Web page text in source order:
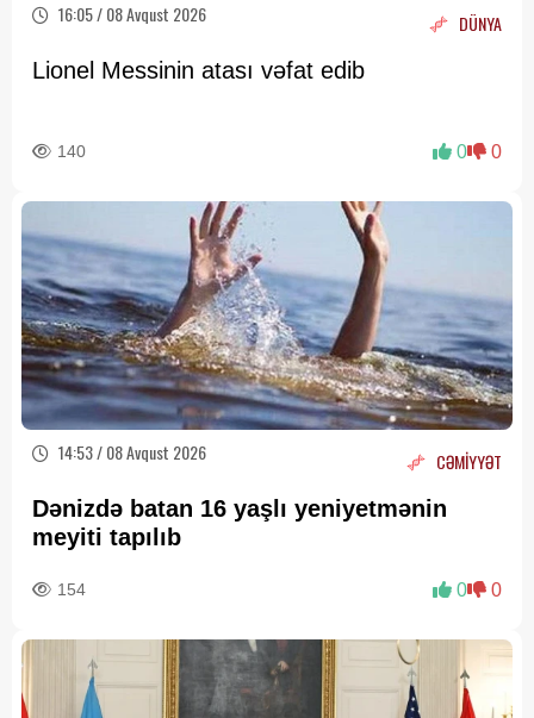
16:05 / 08 Avqust 2026 DÜNYA
Lionel Messinin atası vəfat edib
140 0 0
14:53 / 08 Avqust 2026 CƏMİYYƏT
Dənizdə batan 16 yaşlı yeniyetmənin
meyiti tapılıb
154 0 0